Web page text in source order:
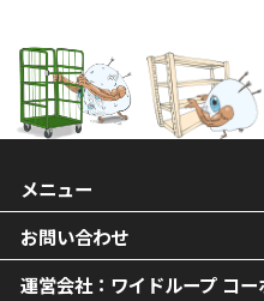
メニュー
お問い合わせ
運営会社：ワイドループ コ